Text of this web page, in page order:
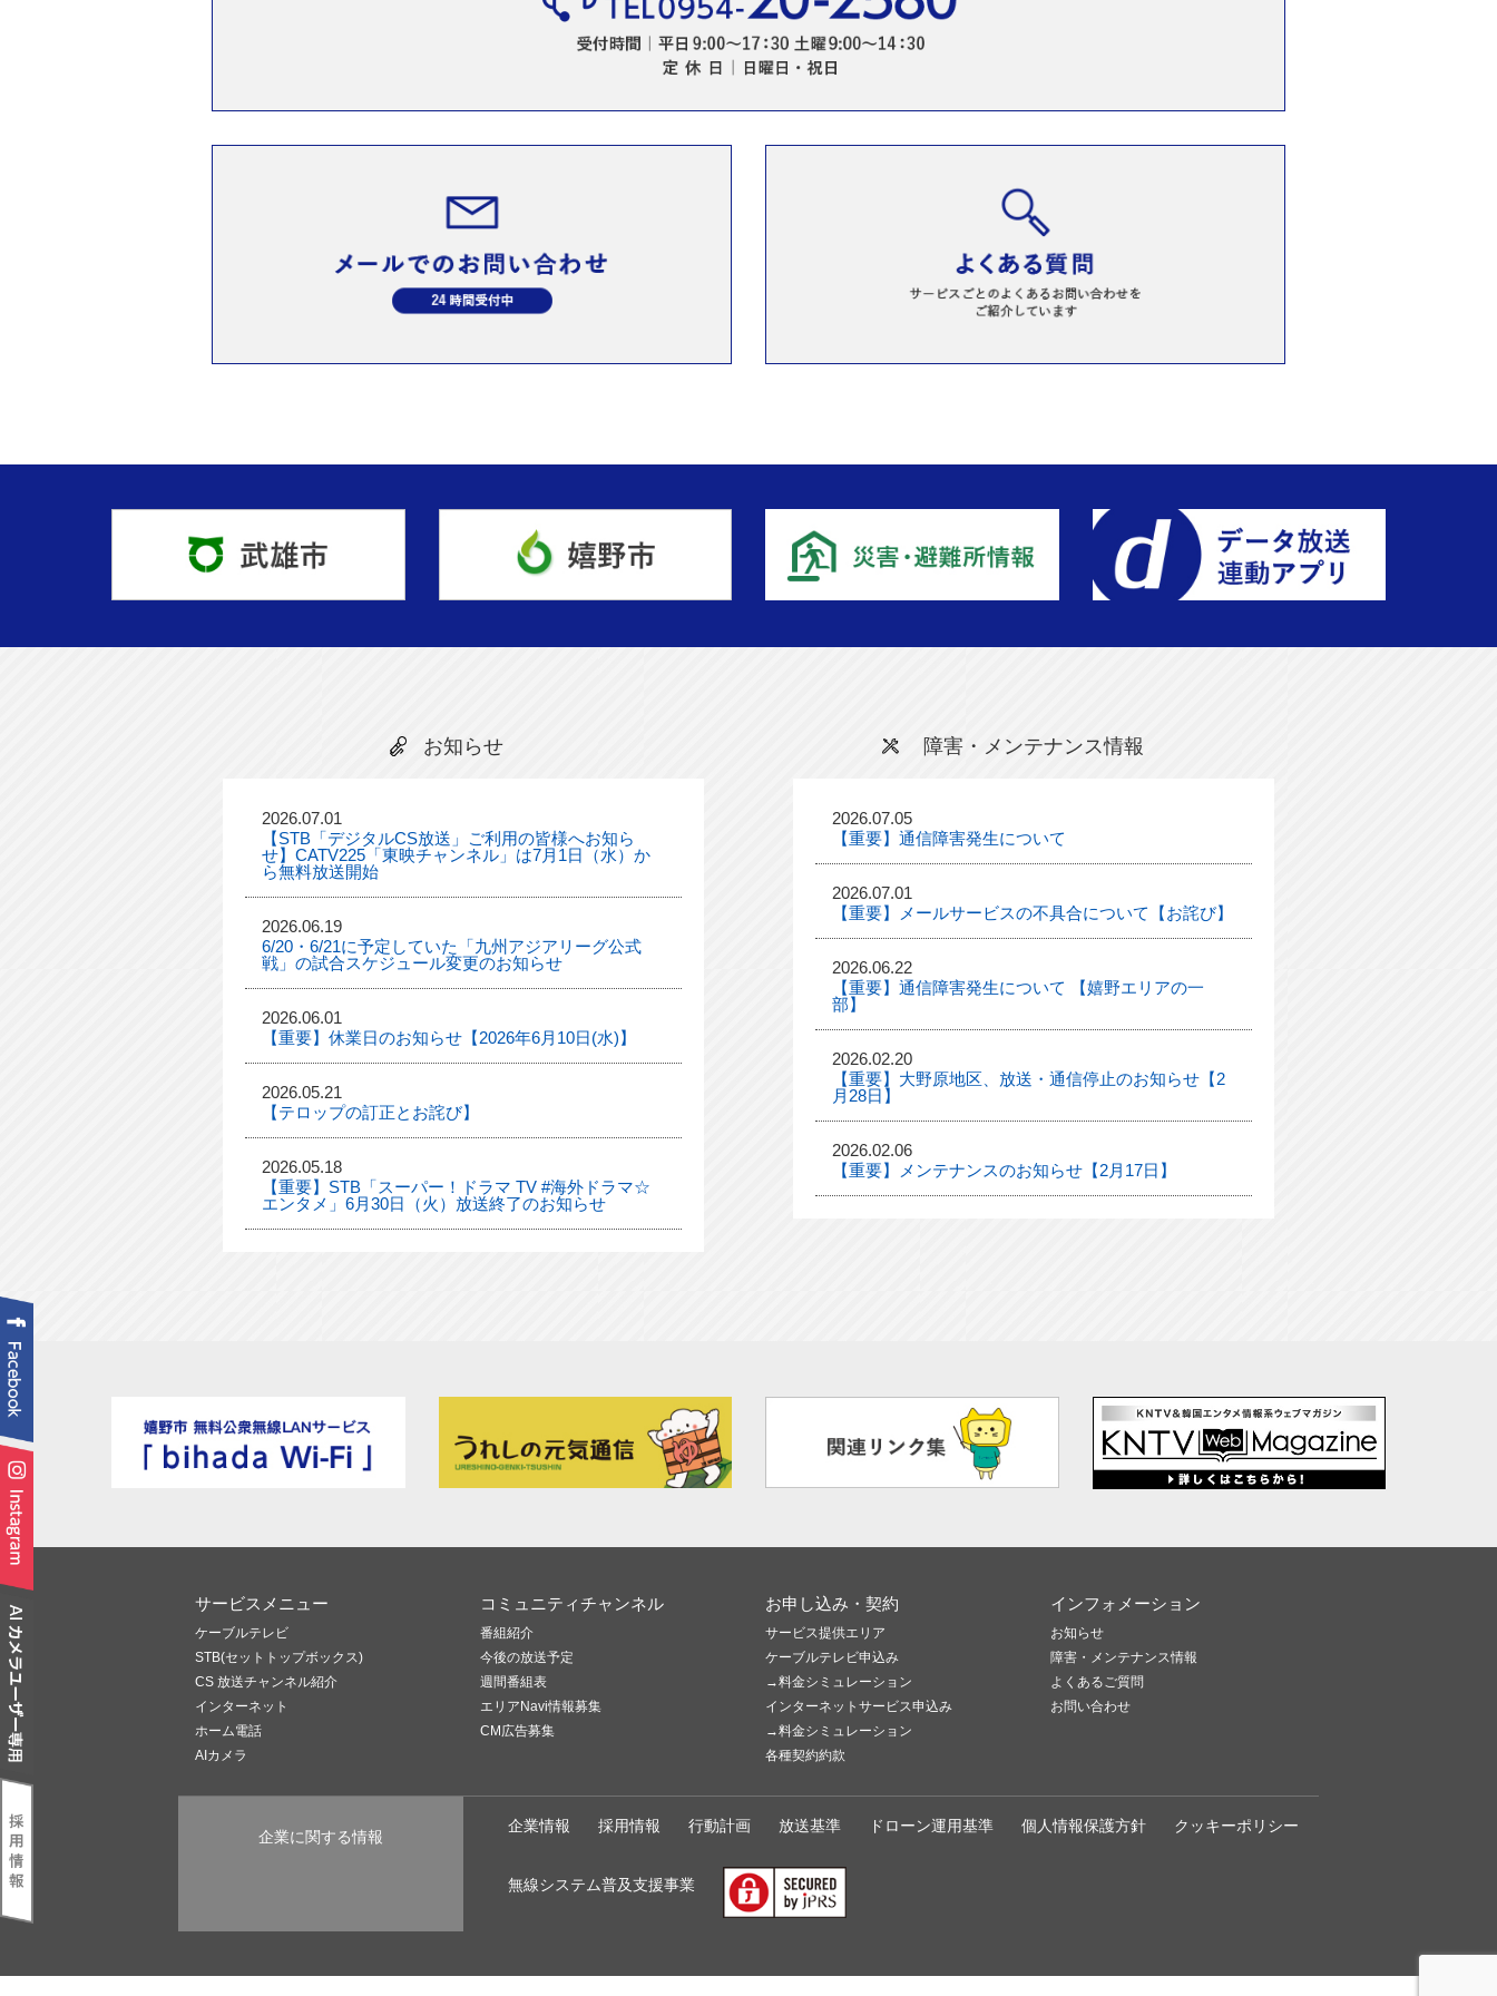
お知らせ
2026.07.01
【STB「デジタルCS放送」ご利用の皆様へお知ら
せ】CATV225「東映チャンネル」は7月1日（水）か
ら無料放送開始
2026.06.19
6/20・6/21に予定していた「九州アジアリーグ公式
戦」の試合スケジュール変更のお知らせ
2026.06.01
【重要】休業日のお知らせ【2026年6月10日(水)】
2026.05.21
【テロップの訂正とお詫び】
2026.05.18
【重要】STB「スーパー！ドラマ TV #海外ドラマ☆
エンタメ」6月30日（火）放送終了のお知らせ
障害・メンテナンス情報
2026.07.05
【重要】通信障害発生について
2026.07.01
【重要】メールサービスの不具合について【お詫び】
2026.06.22
【重要】通信障害発生について 【嬉野エリアの一
部】
2026.02.20
【重要】大野原地区、放送・通信停止のお知らせ【2
月28日】
2026.02.06
【重要】メンテナンスのお知らせ【2月17日】
サービスメニュー
ケーブルテレビ
STB(セットトップボックス)
CS 放送チャンネル紹介
インターネット
ホーム電話
AIカメラ
コミュニティチャンネル
番組紹介
今後の放送予定
週間番組表
エリアNavi情報募集
CM広告募集
お申し込み・契約
サービス提供エリア
ケーブルテレビ申込み
→料金シミュレーション
インターネットサービス申込み
→料金シミュレーション
各種契約約款
インフォメーション
お知らせ
障害・メンテナンス情報
よくあるご質問
お問い合わせ
企業に関する情報
企業情報 採用情報 行動計画 放送基準 ドローン運用基準 個人情報保護方針 クッキーポリシー
無線システム普及支援事業